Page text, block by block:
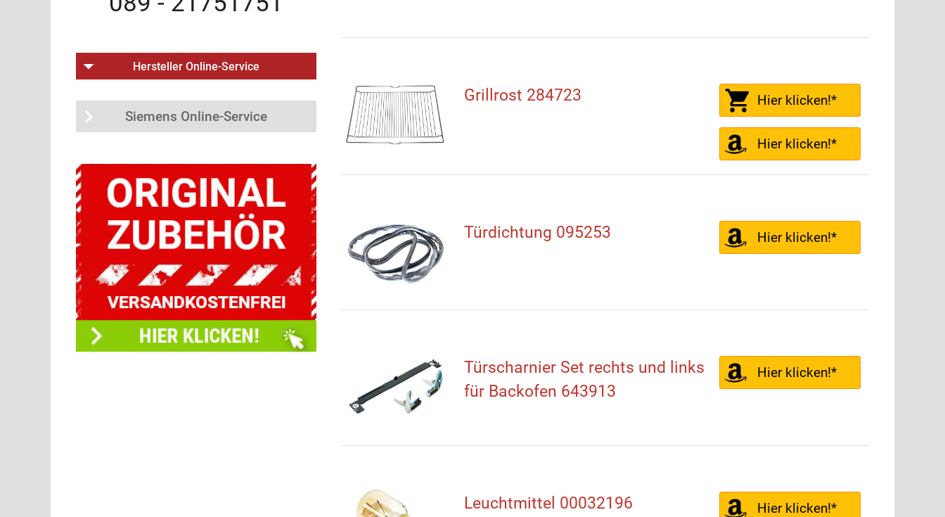
Grillrost 284723 Hier klicken!*
Hier klicken!*
Türdichtung 095253 Hier klicken!*
Türscharnier Set rechts und links
für Backofen 643913
Hier klicken!*
Leuchtmittel 00032196 Hier klicken!*
Hersteller Online-Service
Siemens Online-Service